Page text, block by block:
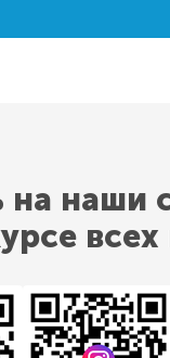
на наши